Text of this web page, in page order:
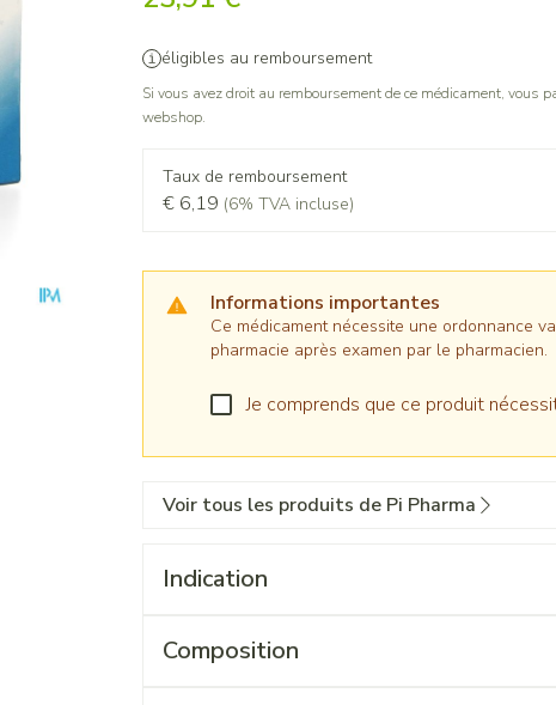
éligibles au remboursement
Si vous avez droit au remboursement de ce médicament, vous
webshop.
Taux de remboursement
€ 6,19 (6% TVA incluse)
Informations importantes
Ce médicament nécessite une ordonnance
pharmacie après examen par le pharmacien.
Je comprends que ce produit
Voir tous les produits de Pi Pharma
Indication
Composition